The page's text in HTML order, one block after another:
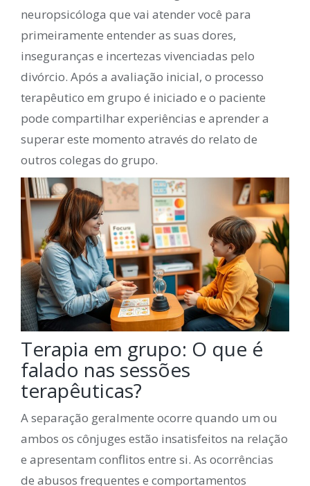
neuropsicóloga que vai atender você para
primeiramente entender as suas dores,
inseguranças e incertezas vivenciadas pelo
divórcio. Após a avaliação inicial, o processo
terapêutico em grupo é iniciado e o paciente
pode compartilhar experiências e aprender a
superar este momento através do relato de
outros colegas do grupo.
Terapia em grupo: O que é
falado nas sessões
terapêuticas?
A separação geralmente ocorre quando um ou
ambos os cônjuges estão insatisfeitos na relação
e apresentam conflitos entre si. As ocorrências
de abusos frequentes e comportamentos